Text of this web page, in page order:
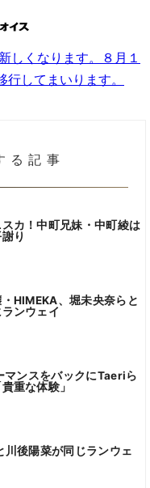
しくなります。８月１
してまいります。
る記事
カ！中町兄妹・中町綾は
り
HIMEKA、堀未央奈らと
ンウェイ
マンスをバックにTaeriら
重な体験」
後陽菜が同じランウェ